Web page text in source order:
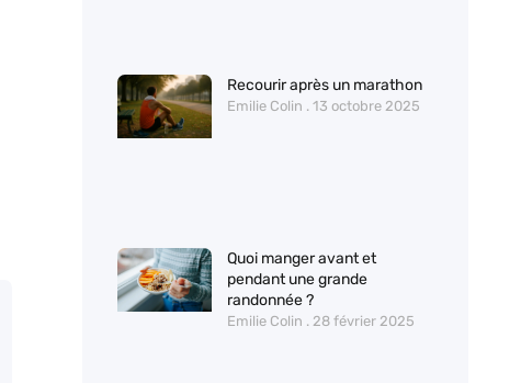
Recourir après un marathon
Emilie Colin 13 octobre 2025
Quoi manger avant et
pendant une grande
randonnée ?
Emilie Colin 28 février 2025